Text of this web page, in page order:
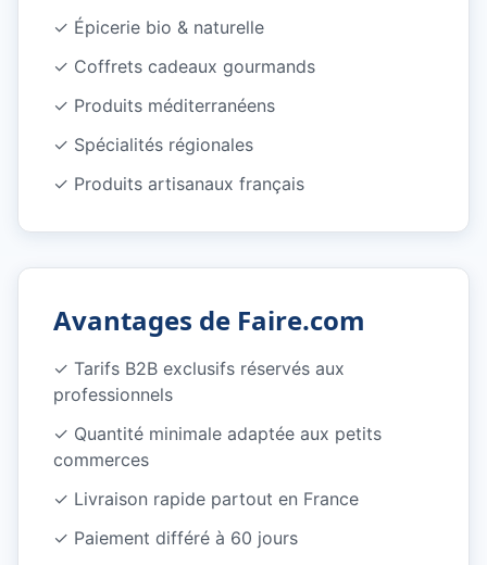
✓ Épicerie bio & naturelle
✓ Coffrets cadeaux gourmands
✓ Produits méditerranéens
✓ Spécialités régionales
✓ Produits artisanaux français
Avantages de Faire.com
✓ Tarifs B2B exclusifs réservés aux
professionnels
✓ Quantité minimale adaptée aux petits
commerces
✓ Livraison rapide partout en France
✓ Paiement différé à 60 jours